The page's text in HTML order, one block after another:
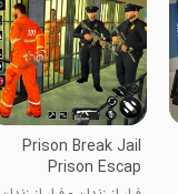
Prison Break Jail
Prison Escap